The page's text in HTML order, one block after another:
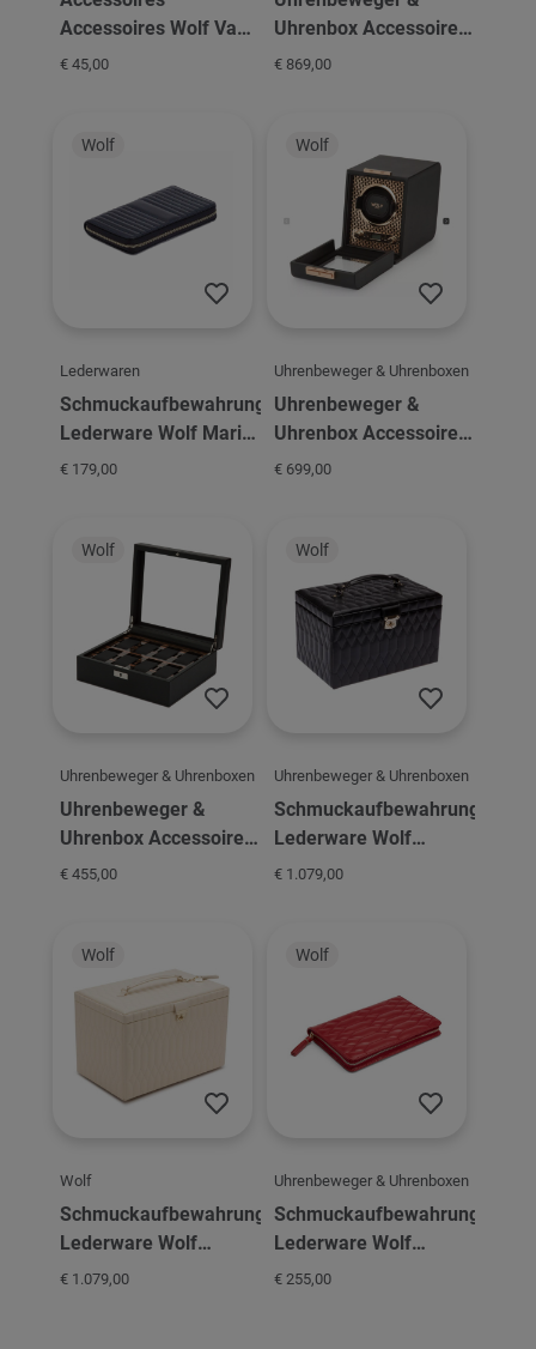
Accessoires Wolf Vault
Insert Tray - Bracelet
€ 45,00
Uhrenbox Accessoires
Wolf Palermo Pewter
€ 869,00
Wolf
Lederwaren
Schmuckaufbewahrung
Lederware Wolf Maria
Portofino - Navy
€ 179,00
Wolf
Uhrenbeweger & Uhrenboxen
Uhrenbeweger &
Uhrenbox Accessoires
Wolf Axi Single Watch
€ 699,00
Wolf
Uhrenbeweger & Uhrenboxen
Uhrenbeweger &
Uhrenbox Accessoires
Wolf Roadster 8 PC
€ 455,00
Wolf
Uhrenbeweger & Uhrenboxen
Schmuckaufbewahrung
Lederware Wolf
Caroline XL Jewelry
€ 1.079,00
Wolf
Wolf
Schmuckaufbewahrung
Lederware Wolf
Caroline XL Jewelry
€ 1.079,00
Wolf
Uhrenbeweger & Uhrenboxen
Schmuckaufbewahrung
Lederware Wolf
Caroline L Jewelry
€ 255,00